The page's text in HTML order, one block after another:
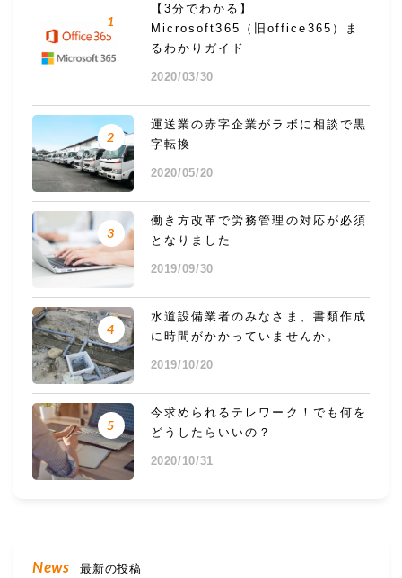
1
【3分でわかる】
Microsoft365（旧office365）ま
るわかりガイド
2020/03/30
2
運送業の赤字企業がラボに相談で黒
字転換
2020/05/20
3
働き方改革で労務管理の対応が必須
となりました
2019/09/30
4
水道設備業者のみなさま、書類作成
に時間がかかっていませんか。
2019/10/20
5
今求められるテレワーク！でも何を
どうしたらいいの？
2020/10/31
News 最新の投稿